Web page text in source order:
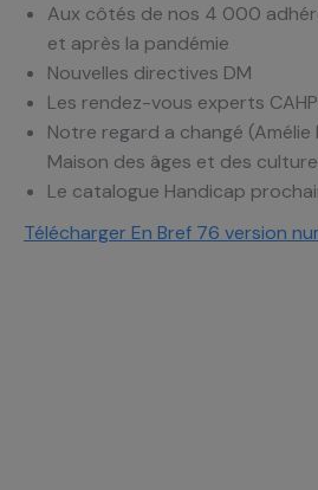
Aux côtés de nos 4 000
et après la pandémie
Nouvelles directives DM
Les rendez-vous experts
Notre regard a changé (Amélie
Maison des âges et des
Le catalogue Handicap
Télécharger En Bref 76 version